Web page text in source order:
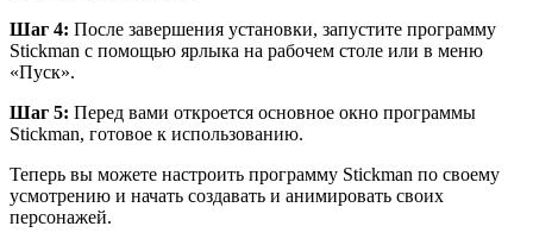
Шаг 4: После завершения установки, запустите программу
Stickman с помощью ярлыка на рабочем столе или в меню
«Пуск».
Шаг 5: Перед вами откроется основное окно программы
Stickman, готовое к использованию.
Теперь вы можете настроить программу Stickman по своему
усмотрению и начать создавать и анимировать своих
персонажей.